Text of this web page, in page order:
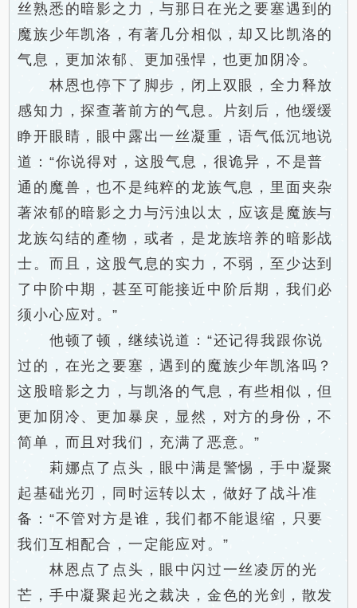
丝熟悉的暗影之力，与那日在光之要塞遇到的
魔族少年凯洛，有著几分相似，却又比凯洛的
气息，更加浓郁、更加强悍，也更加阴冷。
林恩也停下了脚步，闭上双眼，全力释放
感知力，探查著前方的气息。片刻后，他缓缓
睁开眼睛，眼中露出一丝凝重，语气低沉地说
道：“你说得对，这股气息，很诡异，不是普
通的魔兽，也不是纯粹的龙族气息，里面夹杂
著浓郁的暗影之力与污浊以太，应该是魔族与
龙族勾结的產物，或者，是龙族培养的暗影战
士。而且，这股气息的实力，不弱，至少达到
了中阶中期，甚至可能接近中阶后期，我们必
须小心应对。”
他顿了顿，继续说道：“还记得我跟你说
过的，在光之要塞，遇到的魔族少年凯洛吗？
这股暗影之力，与凯洛的气息，有些相似，但
更加阴冷、更加暴戾，显然，对方的身份，不
简单，而且对我们，充满了恶意。”
莉娜点了点头，眼中满是警惕，手中凝聚
起基础光刃，同时运转以太，做好了战斗准
备：“不管对方是谁，我们都不能退缩，只要
我们互相配合，一定能应对。”
林恩点了点头，眼中闪过一丝凌厉的光
芒，手中凝聚起光之裁决，金色的光剑，散发